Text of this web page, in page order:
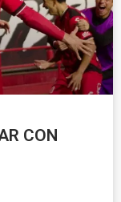
CON